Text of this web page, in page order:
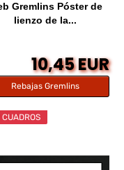
Gremlins Póster de
lienzo de la...
10,45 EUR
Rebajas Gremlins
CUADROS